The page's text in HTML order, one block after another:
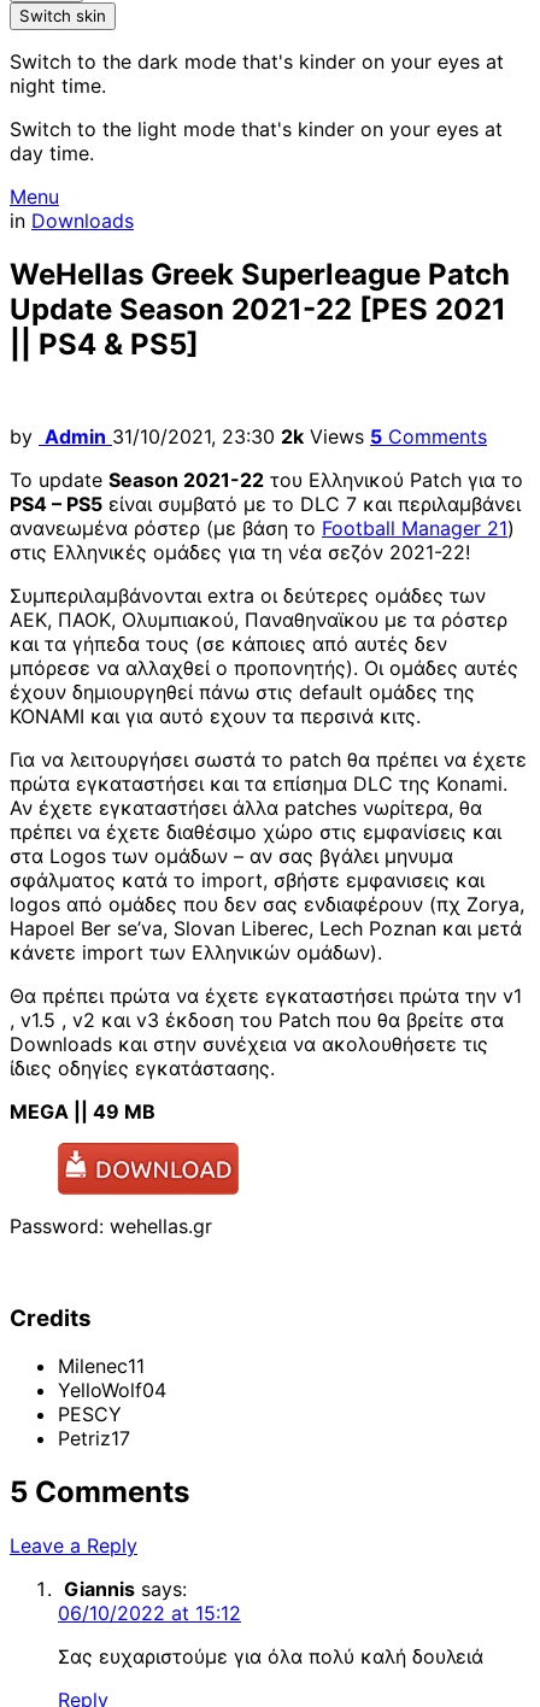
Switch skin
Switch to the dark mode that's kinder on your eyes at
night time.
Switch to the light mode that's kinder on your eyes at
day time.
Menu
in Downloads
WeHellas Greek Superleague Patch
Update Season 2021-22 [PES 2021
|| PS4 & PS5]
by Admin 31/10/2021, 23:30 2k Views 5 Comments
To update Season 2021-22 του Ελληνικού Patch για το
PS4 – PS5 είναι συμβατό με το DLC 7 και περιλαμβάνει
ανανεωμένα ρόστερ (με βάση το Football Manager 21)
στις Ελληνικές ομάδες για τη νέα σεζόν 2021-22!
Συμπεριλαμβάνονται extra οι δεύτερες ομάδες των
ΑΕΚ, ΠΑΟΚ, Ολυμπιακού, Παναθηναϊκου με τα ρόστερ
και τα γήπεδα τους (σε κάποιες από αυτές δεν
μπόρεσε να αλλαχθεί ο προπονητής). Οι ομάδες αυτές
έχουν δημιουργηθεί πάνω στις default ομάδες της
ΚΟΝΑΜΙ και για αυτό εχουν τα περσινά κιτς.
Για να λειτουργήσει σωστά το patch θα πρέπει να έχετε
πρώτα εγκαταστήσει και τα επίσημα DLC της Konami.
Αν έχετε εγκαταστήσει άλλα patches νωρίτερα, θα
πρέπει να έχετε διαθέσιμο χώρο στις εμφανίσεις και
στα Logos των ομάδων – αν σας βγάλει μηνυμα
σφάλματος κατά το import, σβήστε εμφανισεις και
logos από ομάδες που δεν σας ενδιαφέρουν (πχ Zorya,
Hapoel Ber se’va, Slovan Liberec, Lech Poznan και μετά
κάνετε import των Ελληνικών ομάδων).
Θα πρέπει πρώτα να έχετε εγκαταστήσει πρώτα την v1
, v1.5 , v2 και v3 έκδοση του Patch που θα βρείτε στα
Downloads και στην συνέχεια να ακολουθήσετε τις
ίδιες οδηγίες εγκατάστασης.
MEGA || 49 MB
Password: wehellas.gr
Credits
Milenec11
YelloWolf04
PESCY
Petriz17
5 Comments
Leave a Reply
Giannis says:
06/10/2022 at 15:12
Σας ευχαριστούμε για όλα πολύ καλή δουλειά
Reply